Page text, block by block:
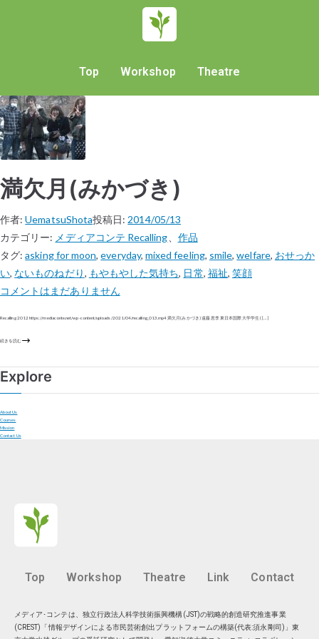
Top Workshop Theatre
満欠月(みかづき)
作者:UematsuShota投稿日: 2014/05/13
カテゴリー: メディアコンテ Recalling
作品
タグ:asking for moon,everyday, mixed feeling, smile,welfare, おせっか
い, ないものねだり, もやもやした気持ち, 日常, 福祉, 笑顔
コメントはまだありません
Recalling 2012 https://mediaconte.net/wp-content/uploads/2021/04/recalling_013.mp4 満欠月(みかづき) 遠藤 恵李 東日本国際大学学生 ( […]
続きを読む
Explore
About Us
Courses
Mission
Contact Us
Top Workshop Theatre Link Contact
メディア･コンテは、独立行政法人科学技術振興機構(JST)の戦略的創造研究推進事業
(CREST)「情報デザインによる市民芸術創出プラットフォームの構築(代表:須永剛司)」東